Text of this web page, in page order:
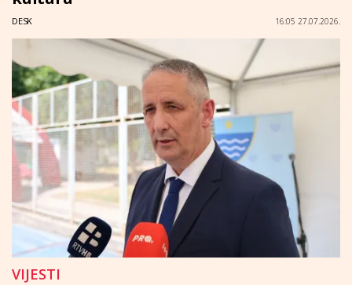
DESK 16:05 27.07.2026.
VIJESTI